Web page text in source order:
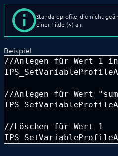
IPS_SetVariableProfileValues
IPS_VariableProfileExists
Variablenzugriff
ENTWICKLERBEREICH
Standardprofile, die nicht
einer Tilde (~) an.
Beispiel
//Anlegen für Wert 1
//Anlegen für Wert
//Löschen für Wert 1